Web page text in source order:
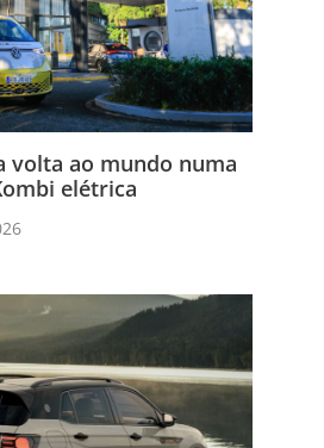
volta ao mundo numa
elétrica